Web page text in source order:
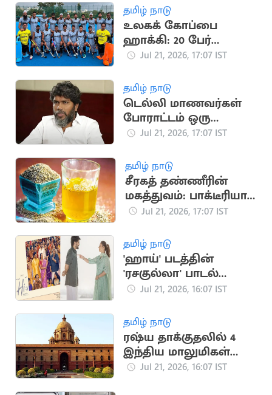
தமிழ் நாடு
உலகக் கோப்பை
ஹாக்கி: 20 பேர்
கொண்ட இந்திய
Jul 21, 2026, 17:07 IST
தமிழ் நாடு
டெல்லி மாணவர்கள்
போராட்டம் ஒரு
தலைமுறையின்
பா.ரஞ்சித்
Jul 21, 2026, 17:07 IST
தமிழ் நாடு
சீரகத் தண்ணீரின்
மகத்துவம்: பாக்டீரியா
தொற்று முதல் இதய
Jul 21, 2026, 17:07 IST
தமிழ் நாடு
'ஹாய்' படத்தின்
'ரசகுல்லா' பாடல்
நாளை வெளியீடு
Jul 21, 2026, 16:07 IST
தமிழ் நாடு
ரஷ்ய தாக்குதலில் 4
இந்திய மாலுமிகள்
பலி: இந்தியா
Jul 21, 2026, 16:07 IST